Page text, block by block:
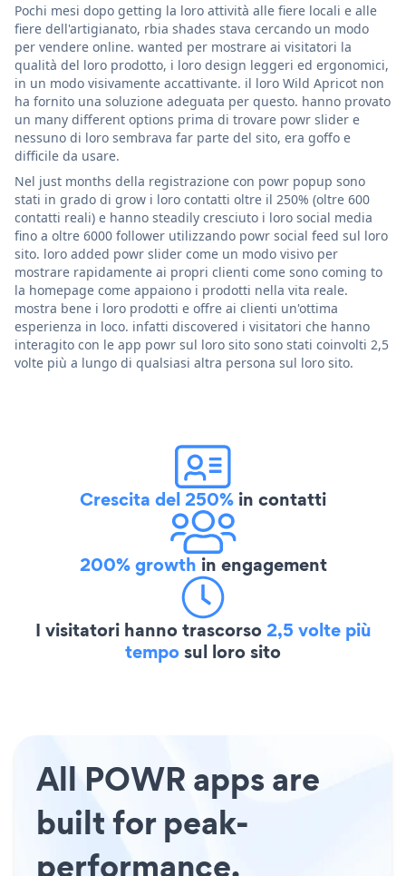
Pochi mesi dopo getting la loro attività alle fiere locali e alle
fiere dell'artigianato, rbia shades stava cercando un modo
per vendere online. wanted per mostrare ai visitatori la
qualità del loro prodotto, i loro design leggeri ed ergonomici,
in un modo visivamente accattivante. il loro Wild Apricot non
ha fornito una soluzione adeguata per questo. hanno provato
un many different options prima di trovare powr slider e
nessuno di loro sembrava far parte del sito, era goffo e
difficile da usare.
Nel just months della registrazione con powr popup sono
stati in grado di grow i loro contatti oltre il 250% (oltre 600
contatti reali) e hanno steadily cresciuto i loro social media
fino a oltre 6000 follower utilizzando powr social feed sul loro
sito. loro added powr slider come un modo visivo per
mostrare rapidamente ai propri clienti come sono coming to
la homepage come appaiono i prodotti nella vita reale.
mostra bene i loro prodotti e offre ai clienti un'ottima
esperienza in loco. infatti discovered i visitatori che hanno
interagito con le app powr sul loro sito sono stati coinvolti 2,5
volte più a lungo di qualsiasi altra persona sul loro sito.
Crescita del 250% in contatti
200% growth in engagement
I visitatori hanno trascorso2,5 volte più
temposul loro sito
All POWR apps are
built for peak-
performance.